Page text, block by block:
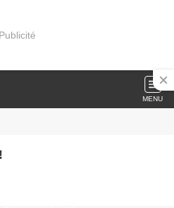
Publicité
MENU